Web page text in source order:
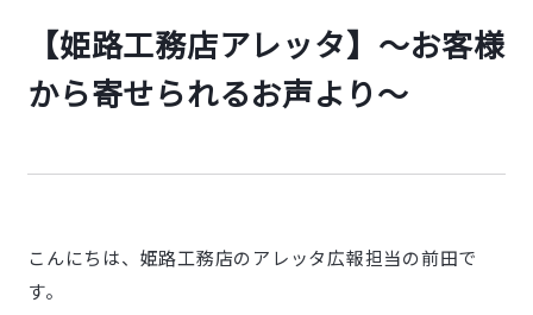
【姫路工務店アレッタ】～お客様
から寄せられるお声より～
こんにちは、姫路工務店のアレッタ広報担当の前田で
す。